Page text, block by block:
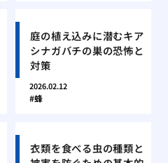
庭の植え込みに潜むキア
シナガバチの巣の恐怖と
対策
2026.02.12
蜂
衣類を食べる虫の種類と